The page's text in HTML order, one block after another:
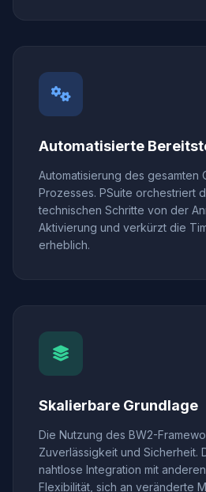
Automatisierte
Automatisierung des gesamten
Prozesses. PSuite orchestriert
technischen Schritte von der
Aktivierung und verkürzt die
erheblich.
Skalierbare Grundlage
Die Nutzung des BW2-
Zuverlässigkeit und Sicherheit.
nahtlose Integration mit
Flexibilität, sich an veränderte